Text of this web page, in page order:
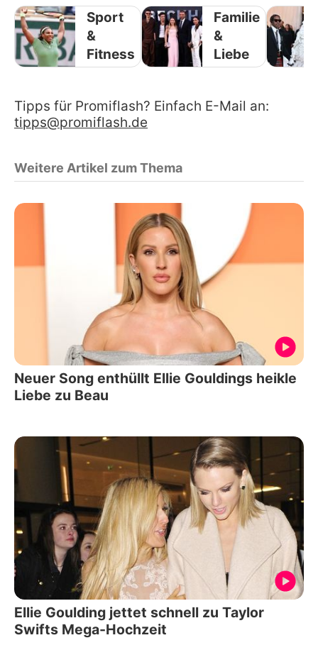
Sport
&
Fitness
Familie
&
Liebe
Tipps für Promiflash? Einfach E-Mail an:
tipps@promiflash.de
Weitere Artikel zum Thema
Neuer Song enthüllt Ellie Gouldings heikle
Liebe zu Beau
Ellie Goulding jettet schnell zu Taylor
Swifts Mega-Hochzeit